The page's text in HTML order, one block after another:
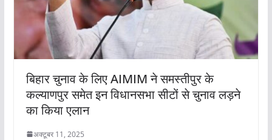
बिहार चुनाव के लिए AIMIM ने समस्तीपुर के
कल्याणपुर समेत इन विधानसभा सीटों से चुनाव लड़ने
का किया एलान
अक्टूबर 11, 2025